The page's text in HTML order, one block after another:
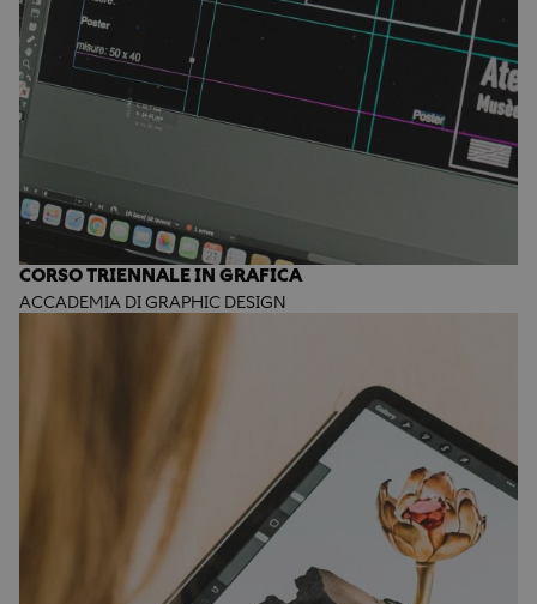
CORSO TRIENNALE IN GRAFICA
ACCADEMIA DI GRAPHIC DESIGN